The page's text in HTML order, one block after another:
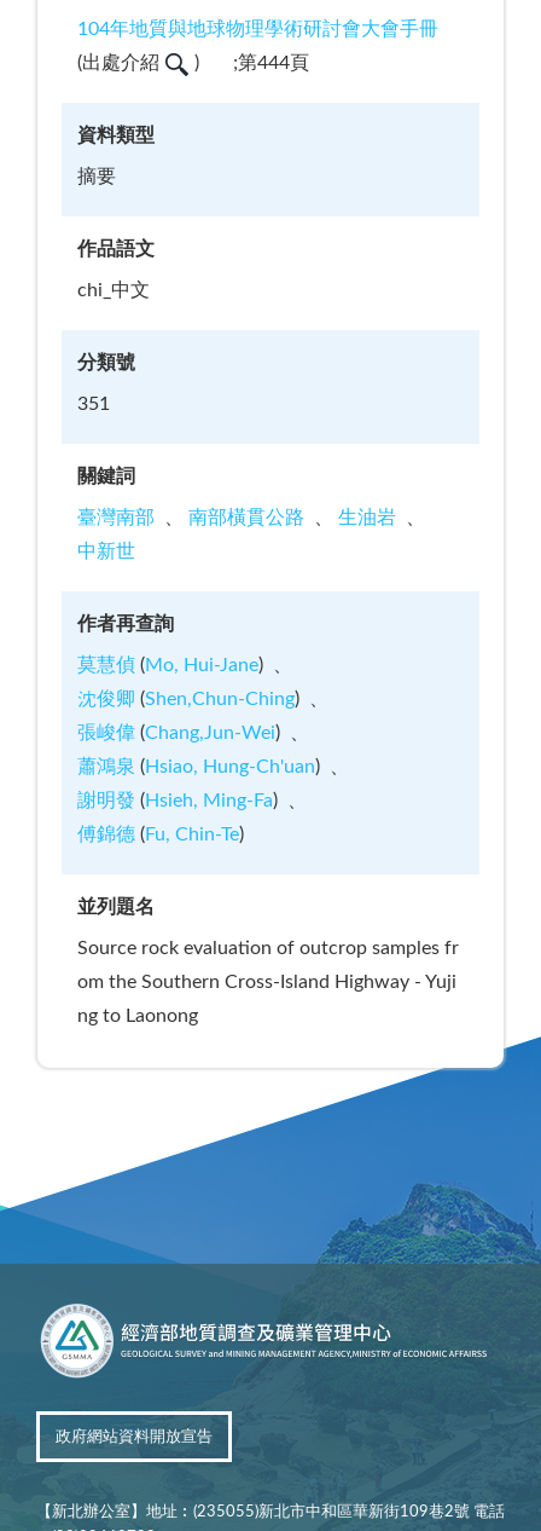
104年地質與地球物理學術研討會大會手冊
(出處介紹 ) ;第444頁
資料類型
摘要
作品語文
chi_中文
分類號
351
關鍵詞
臺灣南部 南部橫貫公路
生油岩
中新世
作者再查詢
莫慧偵(Mo, Hui-Jane)
沈俊卿 (Shen,Chun-Ching)
張峻偉(Chang,Jun-Wei)
蕭鴻泉 (Hsiao, Hung-Ch'uan)
謝明發 (Hsieh, Ming-Fa)
傅錦德(Fu, Chin-Te)
並列題名
Source rock evaluation of outcrop samples fr
om the Southern Cross-Island Highway - Yuji
ng to Laonong
政府網站資料開放宣告
【新北辦公室】地址︰(235055)新北市中和區華新街109巷2號 電話